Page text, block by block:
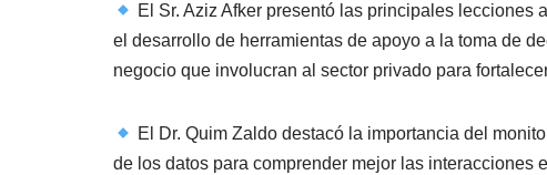
El Sr. Aziz Afker presentó las principales
el desarrollo de herramientas de apoyo a la toma de
negocio que involucran al sector privado para
El Dr. Quim Zaldo destacó la importancia del
de los datos para comprender mejor las interacciones